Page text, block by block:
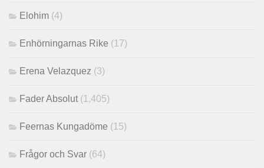
Elohim (4)
Enhörningarnas Rike (17)
Erena Velazquez (3)
Fader Absolut (1,405)
Feernas Kungadöme (15)
Frågor och Svar (64)